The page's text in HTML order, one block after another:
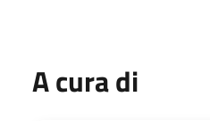
A cura di